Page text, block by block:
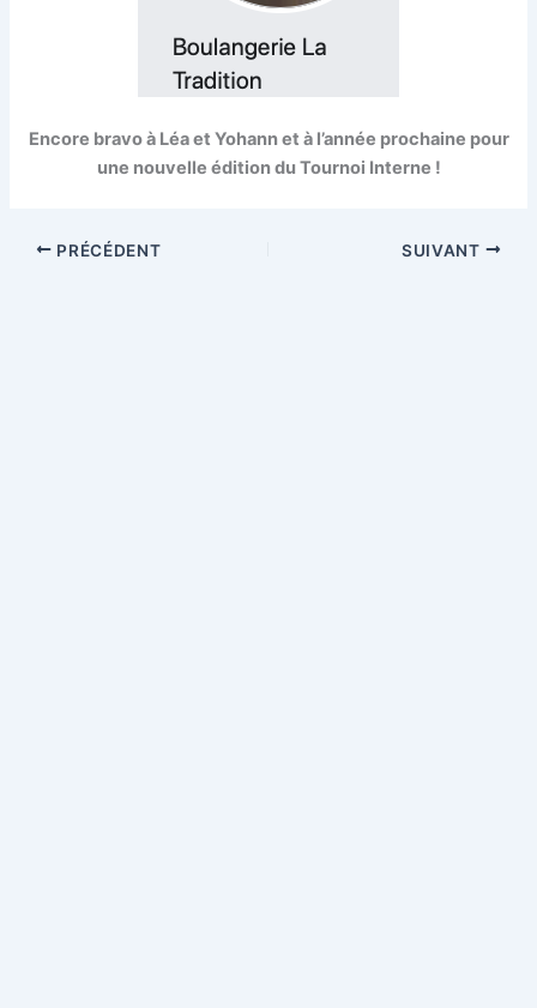
Encore bravo à Léa et Yohann et à l’année prochaine pour
une nouvelle édition du Tournoi Interne !
PRÉCÉDENT SUIVANT